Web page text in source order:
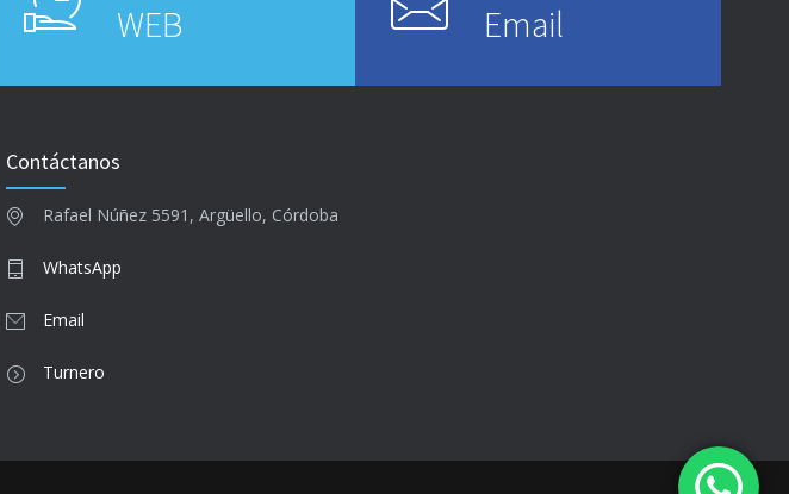
WEB Email
Contáctanos
Rafael Núñez 5591, Argüello, Córdoba
WhatsApp
Email
Turnero